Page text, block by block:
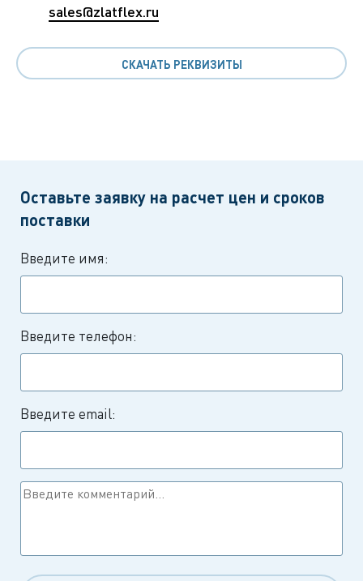
sales@zlatflex.ru
СКАЧАТЬ РЕКВИЗИТЫ
Оставьте заявку на расчет цен и сроков
поставки
Введите имя:
Введите телефон:
Введите email: